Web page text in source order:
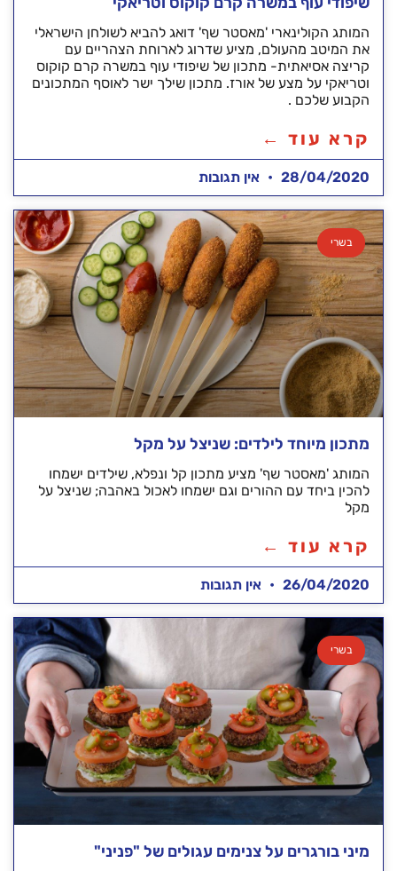
המותג הקולינארי 'מאסטר שף' דואג להביא לשולחן הישראלי
את המיטב מהעולם, מציע שדרוג לארוחת הצהריים עם
קריצה אסיאתית- מתכון של שיפודי עוף במשרה קרם קוקוס
וטריאקי על מצע של אורז. מתכון שילך ישר לאוסף המתכונים
הקבוע שלכם .
קרא עוד ←
28/04/2020 אין תגובות
בשרי
מתכון מיוחד לילדים: שניצל על מקל
המותג 'מאסטר שף' מציע מתכון קל ונפלא, שילדים ישמחו
להכין ביחד עם ההורים וגם ישמחו לאכול באהבה; שניצל על
מקל
קרא עוד ←
26/04/2020 אין תגובות
בשרי
מיני בורגרים על צנימים עגולים של "פניני"